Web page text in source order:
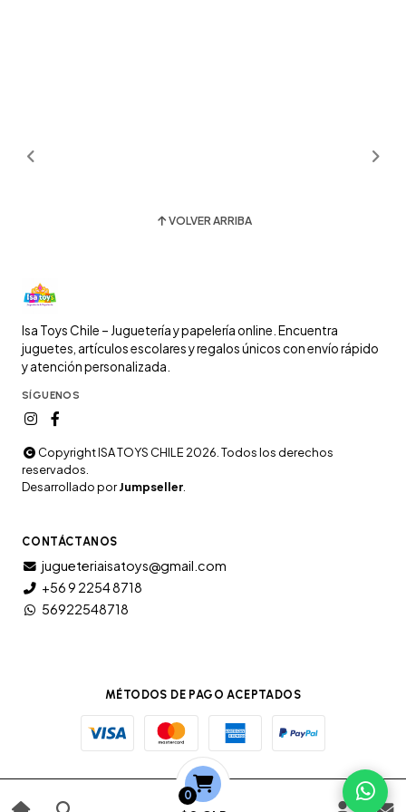
0
VOLVER ARRIBA
Isa Toys Chile – Juguetería y papelería online. Encuentra
juguetes, artículos escolares y regalos únicos con envío rápido
y atención personalizada.
SÍGUENOS
Copyright ISA TOYS CHILE 2026. Todos los derechos
reservados.
Desarrollado porJumpseller
CONTÁCTANOS
jugueteriaisatoys@gmail.com
+56 9 2254 8718
56922548718
MÉTODOS DE PAGO ACEPTADOS